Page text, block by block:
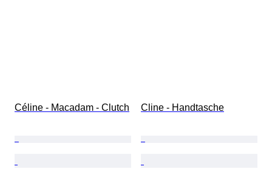
Céline - Macadam - Clutch Cline - Handtasche